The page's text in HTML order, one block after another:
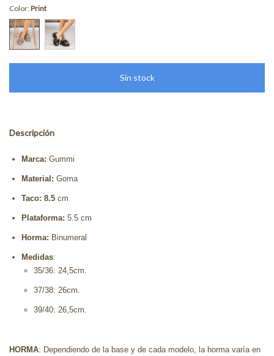
Color:Print
Descripción
Marca: Gummi
Material: Goma
Taco: 8.5 cm
Plataforma: 5.5 cm
Horma: Binumeral
Medidas:
35/36: 24,5cm.
37/38: 26cm.
39/40: 26,5cm.
HORMA: Dependiendo de la base y de cada modelo, la horma varía en